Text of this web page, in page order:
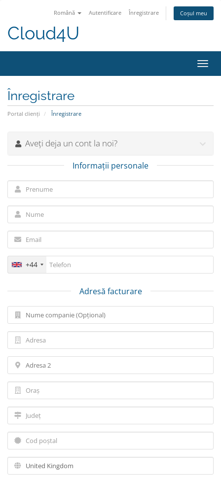
Română Autentificare Înregistrare Coșul meu
Cloud4U
Înregistrare
Portal clienți Înregistrare
Aveți deja un cont la noi?
Informații personale
+44
Adresă facturare